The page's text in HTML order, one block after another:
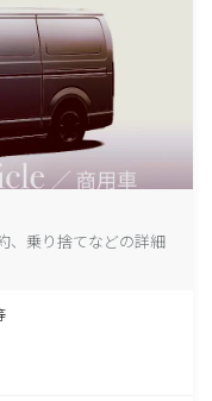
、乗り捨てなどの詳細